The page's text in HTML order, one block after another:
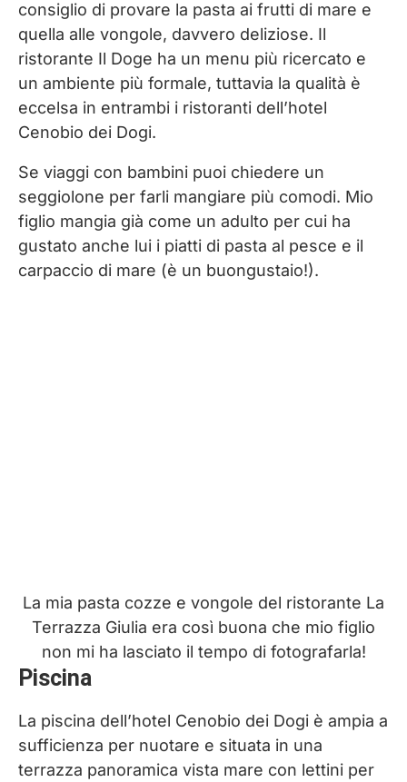
consiglio di provare la pasta ai frutti di mare e
quella alle vongole, davvero deliziose. Il
ristorante Il Doge ha un menu più ricercato e
un ambiente più formale, tuttavia la qualità è
eccelsa in entrambi i ristoranti dell’hotel
Cenobio dei Dogi.
Se viaggi con bambini puoi chiedere un
seggiolone per farli mangiare più comodi. Mio
figlio mangia già come un adulto per cui ha
gustato anche lui i piatti di pasta al pesce e il
carpaccio di mare (è un buongustaio!).
La mia pasta cozze e vongole del ristorante La
Terrazza Giulia era così buona che mio figlio
non mi ha lasciato il tempo di fotografarla!
Piscina
La piscina dell’hotel Cenobio dei Dogi è ampia a
sufficienza per nuotare e situata in una
terrazza panoramica vista mare con lettini per